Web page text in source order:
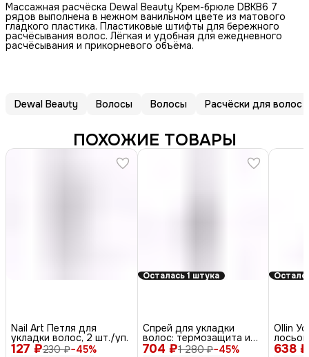
Массажная расчёска Dewal Beauty Крем-брюле DBKB6 7
рядов выполнена в нежном ванильном цвете из матового
гладкого пластика. Пластиковые штифты для бережного
расчёсывания волос. Лёгкая и удобная для ежедневного
расчёсывания и прикорневого объёма.
Dewal Beauty Волосы Волосы Расчёски для волос
ПОХОЖИЕ ТОВАРЫ
127 ₽230 ₽−45%
Nail Art Петля для
укладки волос, 2 шт./уп.
Осталась 1 штука
704 ₽1 280 ₽−45%
Спрей для укладки
волос: термозащита и
антистатик All-In-One 638 ₽
Ollin
/